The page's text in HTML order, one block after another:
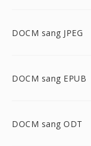
DOCM sang JPEG
DOCM sang EPUB
DOCM sang ODT